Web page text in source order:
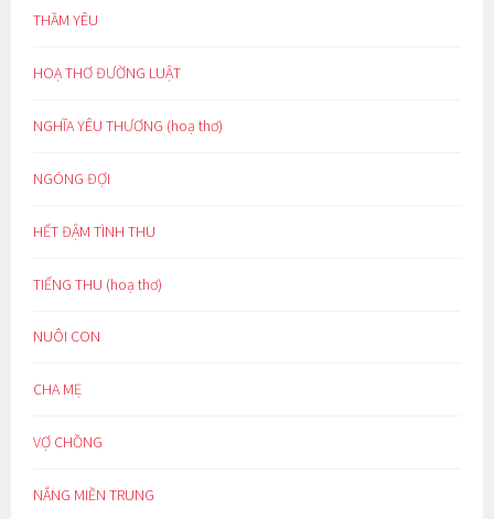
THẦM YÊU
HOẠ THƠ ĐƯỜNG LUẬT
NGHĨA YÊU THƯƠNG (hoạ thơ)
NGÓNG ĐỢI
HẾT ĐẬM TÌNH THU
TIẾNG THU (hoạ thơ)
NUÔI CON
CHA MẸ
VỢ CHỒNG
NẮNG MIỀN TRUNG